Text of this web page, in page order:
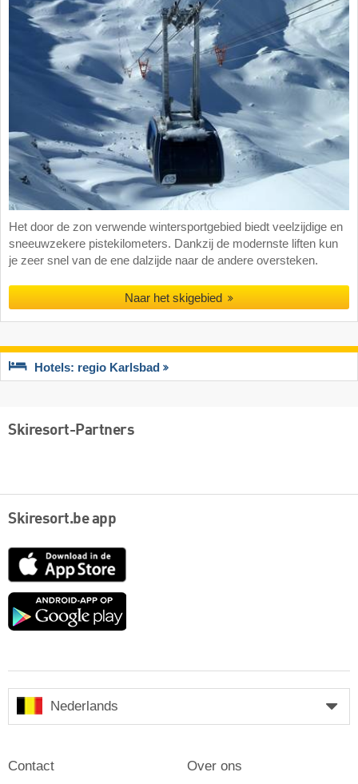
Het door de zon verwende wintersportgebied biedt veelzijdige en
sneeuwzekere pistekilometers. Dankzij de modernste liften kun
je zeer snel van de ene dalzijde naar de andere oversteken.
Naar het skigebied
Hotels: regio Karlsbad
Skiresort-Partners
Skiresort.be app
App
Google
Nederlands
Contact Over ons